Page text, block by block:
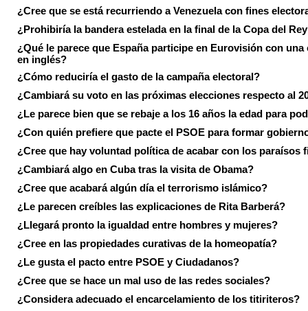
¿Cree que se está recurriendo a Venezuela con fines
¿Prohibiría la bandera estelada en la final de la Copa del
¿Qué le parece que España participe en Eurovisión con una
en inglés?
¿Cómo reduciría el gasto de la campaña electoral?
¿Cambiará su voto en las próximas elecciones respecto al
¿Le parece bien que se rebaje a los 16 años la edad para
¿Con quién prefiere que pacte el PSOE para formar
¿Cree que hay voluntad política de acabar con los paraísos
¿Cambiará algo en Cuba tras la visita de Obama?
¿Cree que acabará algún día el terrorismo islámico?
¿Le parecen creíbles las explicaciones de Rita Barberá?
¿Llegará pronto la igualdad entre hombres y mujeres?
¿Cree en las propiedades curativas de la homeopatía?
¿Le gusta el pacto entre PSOE y Ciudadanos?
¿Cree que se hace un mal uso de las redes sociales?
¿Considera adecuado el encarcelamiento de los titiriteros?